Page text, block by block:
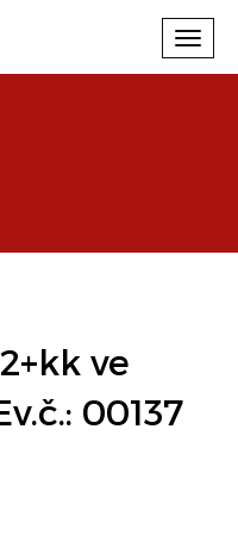
ve
00137